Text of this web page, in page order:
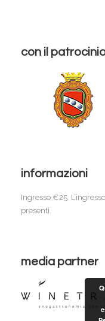
con il
informazioni
Ingresso €25.
presenti.
media partner